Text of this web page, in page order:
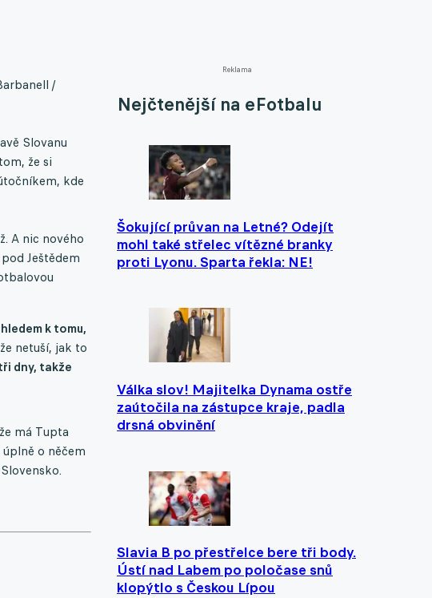
Reklama
Nejčtenější na eFotbalu
Šokující průvan na Letné? Odejít
mohl také střelec vítězné branky
proti Lyonu. Sparta řekla: NE!
Válka slov! Majitelka Dynama ostře
zaútočila na zástupce kraje, padla
drsná obvinění
Slavia B po přestřelce bere tři body.
Ústí nad Labem po poločase snů
klopýtlo s Českou Lípou
/
Slovanu
že si
kde
A nic nového
Ještědem
k tomu,
netuší, jak to
dny, takže
má Tupta
o něčem